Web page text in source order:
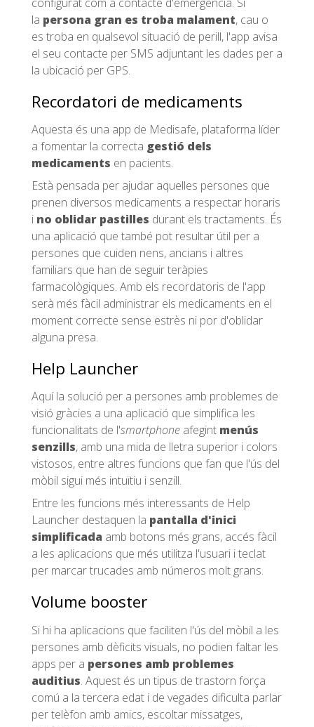
la persona gran es troba malament, cau o
es troba en qualsevol situació de perill, l'app avisa
el seu contacte per SMS adjuntant les dades per a
la ubicació per GPS.
Recordatori de medicaments
Aquesta és una app de Medisafe, plataforma líder
a fomentar la correcta gestió dels
medicaments en pacients.
Està pensada per ajudar aquelles persones que
prenen diversos medicaments a respectar horaris
i no oblidar pastilles durant els tractaments. És
una aplicació que també pot resultar útil per a
persones que cuiden nens, ancians i altres
familiars que han de seguir teràpies
farmacològiques. Amb els recordatoris de l'app
serà més fàcil administrar els medicaments en el
moment correcte sense estrès ni por d'oblidar
alguna presa.
Help Launcher
Aquí la solució per a persones amb problemes de
visió gràcies a una aplicació que simplifica les
funcionalitats de l'smartphone afegint menús
senzills, amb una mida de lletra superior i colors
vistosos, entre altres funcions que fan que l'ús del
mòbil sigui més intuïtiu i senzill.
Entre les funcions més interessants de Help
Launcher destaquen la pantalla d'inici
simplificada amb botons més grans, accés fàcil
a les aplicacions que més utilitza l'usuari i teclat
per marcar trucades amb números molt grans.
Volume booster
Si hi ha aplicacions que faciliten l'ús del mòbil a les
persones amb dèficits visuals, no podien faltar les
apps per a persones amb problemes
auditius. Aquest és un tipus de trastorn força
comú a la tercera edat i de vegades dificulta parlar
per telèfon amb amics, escoltar missatges,